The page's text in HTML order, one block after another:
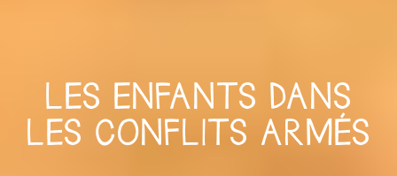
LES ENFANTS DANS
LES CONFLITS ARMÉS